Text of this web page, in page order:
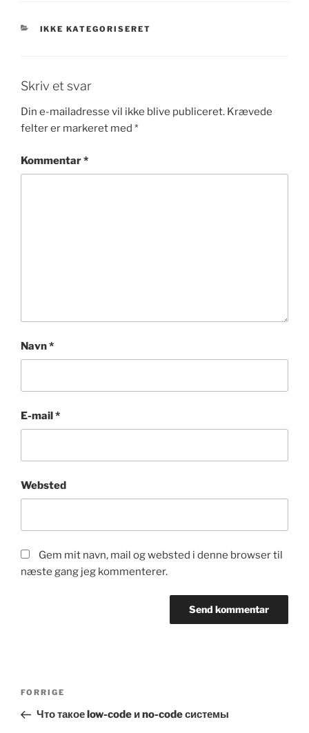
KATEGORIER
IKKE KATEGORISERET
Skriv et svar
Din e-mailadresse vil ikke blive publiceret. Krævede
felter er markeret med *
Kommentar*
Navn*
E-mail*
Websted
Gem mit navn, mail og websted i denne browser til
næste gang jeg kommenterer.
Indlægsnavigation
Forrige
indlæg
FORRIGE
Что такое low-code и no-code системы